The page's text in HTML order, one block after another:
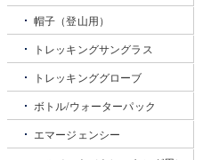
帽子（登山用）
トレッキングサングラス
トレッキンググローブ
ボトル/ウォーターパック
エマージェンシー